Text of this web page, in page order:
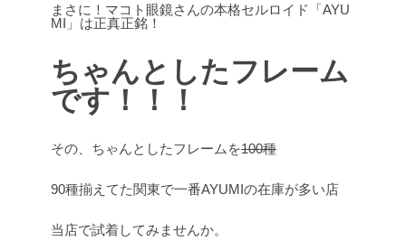
まさに！マコト眼鏡さんの本格セルロイド「AYU
MI」は正真正銘！
ちゃんとしたフレーム
です！！！
その、ちゃんとしたフレームを100種
90種揃えてた関東で一番AYUMIの在庫が多い店
当店で試着してみませんか。